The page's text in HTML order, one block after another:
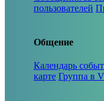
пользователей
Общение
Календарь
карте Группа в